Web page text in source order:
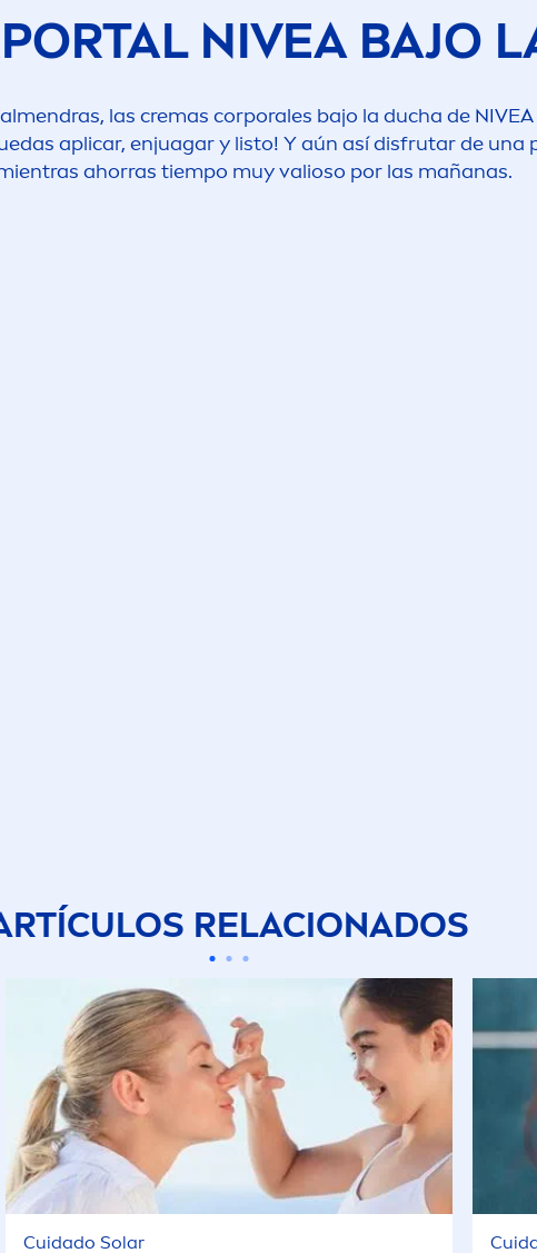
NIVEABAJO
mendras, las cremas corporales bajo la ducha de NIVEA
aplicar, enjuagar y listo! Y aún así disfrutar de una
ahorras tiempo muy valioso por las mañanas.
RELACIONADOS
Cuidado Solar